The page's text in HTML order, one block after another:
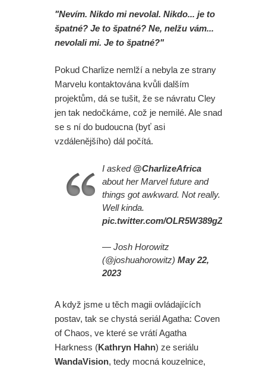
"Nevím. Nikdo mi nevolal. Nikdo... je to
špatné? Je to špatné? Ne, nelžu vám...
nevolali mi. Je to špatné?"
Pokud Charlize nemlží a nebyla ze strany
Marvelu kontaktována kvůli dalším
projektům, dá se tušit, že se návratu Cley
jen tak nedočkáme, což je nemilé. Ale snad
se s ní do budoucna (byť asi
vzdálenějšího) dál počítá.
I asked @CharlizeAfrica
about her Marvel future and
things got awkward. Not really.
Well kinda.
pic.twitter.com/OLR5W389gZ
— Josh Horowitz
(@joshuahorowitz) May 22,
2023
A když jsme u těch magii ovládajících
postav, tak se chystá seriál Agatha: Coven
of Chaos, ve které se vrátí Agatha
Harkness (Kathryn Hahn) ze seriálu
WandaVision, tedy mocná kouzelnice,